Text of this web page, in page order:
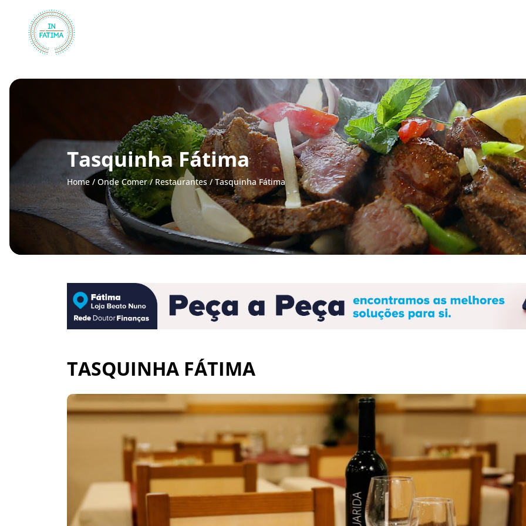
Tasquinha Fátima
Home / Onde Comer / Restaurantes /Tasquinha Fátima
TASQUINHA FÁTIMA